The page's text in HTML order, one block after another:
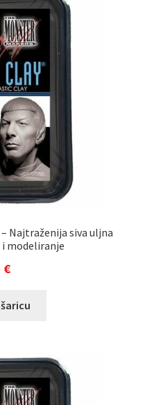
Najtraženija siva uljna
modeliranje
€